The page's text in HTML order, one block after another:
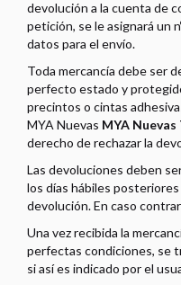
devolución a la cuenta de
petición, se le asignará un
datos para el envío.
Toda mercancía debe ser
perfecto estado y
precintos o cintas
MYA Nuevas MYA Nuevas
derecho de rechazar la
Las devoluciones deben
los días hábiles
devolución. En caso
Una vez recibida la
perfectas condiciones, se
si así es indicado por el